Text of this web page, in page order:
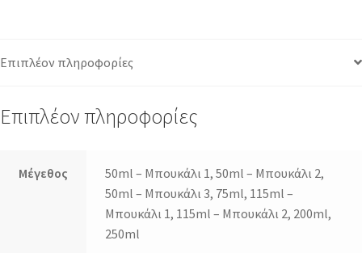
Επιπλέον πληροφορίες
Επιπλέον πληροφορίες
Μέγεθος
50ml – Μπουκάλι 1, 50ml – Μπουκάλι 2,
50ml – Μπουκάλι 3, 75ml, 115ml –
Μπουκάλι 1, 115ml – Μπουκάλι 2, 200ml,
250ml